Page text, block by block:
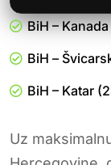
BiH –
BiH –
BiH – Katar
Uz